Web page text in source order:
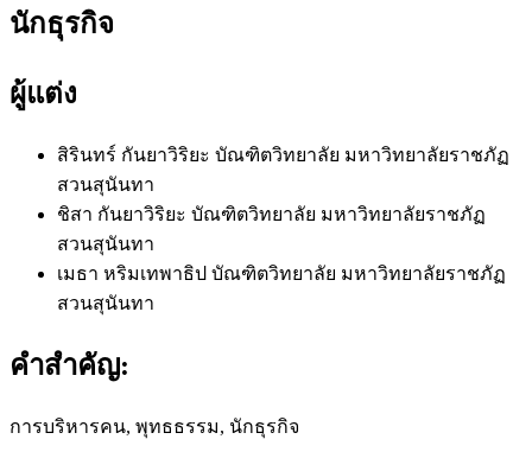
นักธุรกิจ
ผู้แต่ง
สิรินทร์ กันยาวิริยะ บัณฑิตวิทยาลัย มหาวิทยาลัยราชภัฏ
สวนสุนันทา
ชิสา กันยาวิริยะ บัณฑิตวิทยาลัย มหาวิทยาลัยราชภัฏ
สวนสุนันทา
เมธา หริมเทพาธิป บัณฑิตวิทยาลัย มหาวิทยาลัยราชภัฏ
สวนสุนันทา
คำสำคัญ:
การบริหารคน, พุทธธรรม, นักธุรกิจ